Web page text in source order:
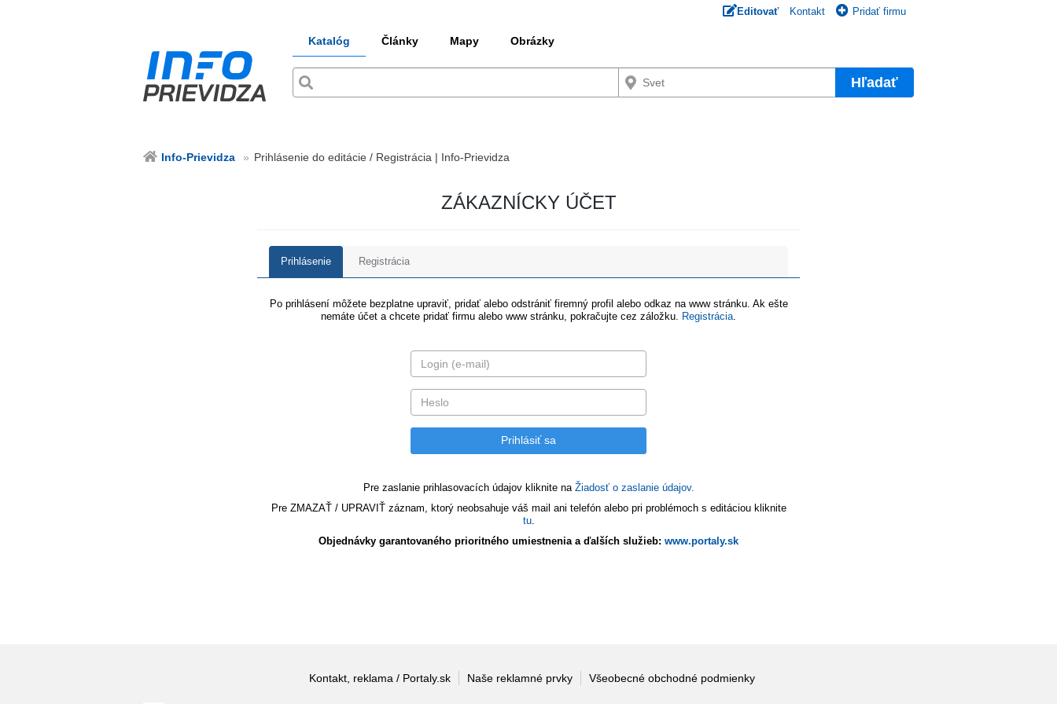
Editovať Kontakt Pridať firmu
Katalóg Články Mapy Obrázky
Hľadať
Info-Prievidza Prihlásenie do editácie / Registrácia | Info-Prievidza
ZÁKAZNÍCKY ÚČET
Prihlásenie Registrácia
Po prihlásení môžete bezplatne upraviť, pridať alebo odstrániť firemný profil alebo odkaz na www stránku. Ak ešte
nemáte účet a chcete pridať firmu alebo www stránku, pokračujte cez záložku.
Registrácia
Pre zaslanie prihlasovacích údajov kliknite na Žiadosť o zaslanie údajov.
Pre ZMAZAŤ / UPRAVIŤ záznam, ktorý neobsahuje váš mail ani telefón alebo pri problémoch s editáciou kliknite
tu.
Objednávky garantovaného prioritného umiestnenia a ďalších služieb: www.portaly.sk
Kontakt, reklama / Portaly.sk Naše reklamné prvky Všeobecné obchodné podmienky